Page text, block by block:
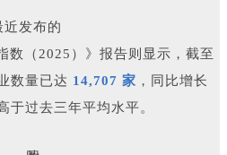
近发布的
数（2025）》报告则显示，截至
数量已达 14,707 家 ，同比增长
于过去三年平均水平。